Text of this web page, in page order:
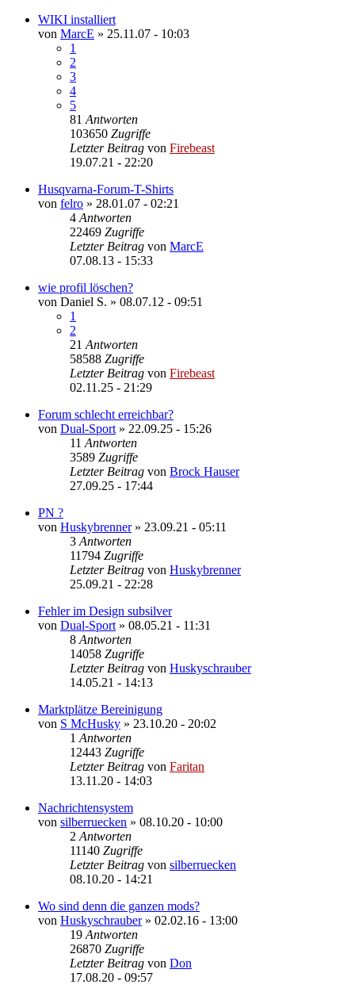
WIKI installiert
von MarcE » 25.11.07 - 10:03
1
2
3
4
5
81 Antworten
103650 Zugriffe
Letzter Beitrag von Firebeast
19.07.21 - 22:20
Husqvarna-Forum-T-Shirts
von felro » 28.01.07 - 02:21
4 Antworten
22469 Zugriffe
Letzter Beitrag von MarcE
07.08.13 - 15:33
wie profil löschen?
von Daniel S. » 08.07.12 - 09:51
1
2
21 Antworten
58588 Zugriffe
Letzter Beitrag von Firebeast
02.11.25 - 21:29
Forum schlecht erreichbar?
von Dual-Sport » 22.09.25 - 15:26
11 Antworten
3589 Zugriffe
Letzter Beitrag von Brock Hauser
27.09.25 - 17:44
PN ?
von Huskybrenner» 23.09.21 - 05:11
3 Antworten
11794 Zugriffe
Letzter Beitrag von Huskybrenner
25.09.21 - 22:28
Fehler im Design subsilver
von Dual-Sport » 08.05.21 - 11:31
8 Antworten
14058 Zugriffe
Letzter Beitrag von Huskyschrauber
14.05.21 - 14:13
Marktplätze Bereinigung
von S McHusky » 23.10.20 - 20:02
1 Antworten
12443 Zugriffe
Letzter Beitrag von Faritan
13.11.20 - 14:03
Nachrichtensystem
von silberruecken » 08.10.20 - 10:00
2 Antworten
11140 Zugriffe
Letzter Beitrag von silberruecken
08.10.20 - 14:21
Wo sind denn die ganzen mods?
von Huskyschrauber» 02.02.16 - 13:00
19 Antworten
26870 Zugriffe
Letzter Beitrag von Don
17.08.20 - 09:57